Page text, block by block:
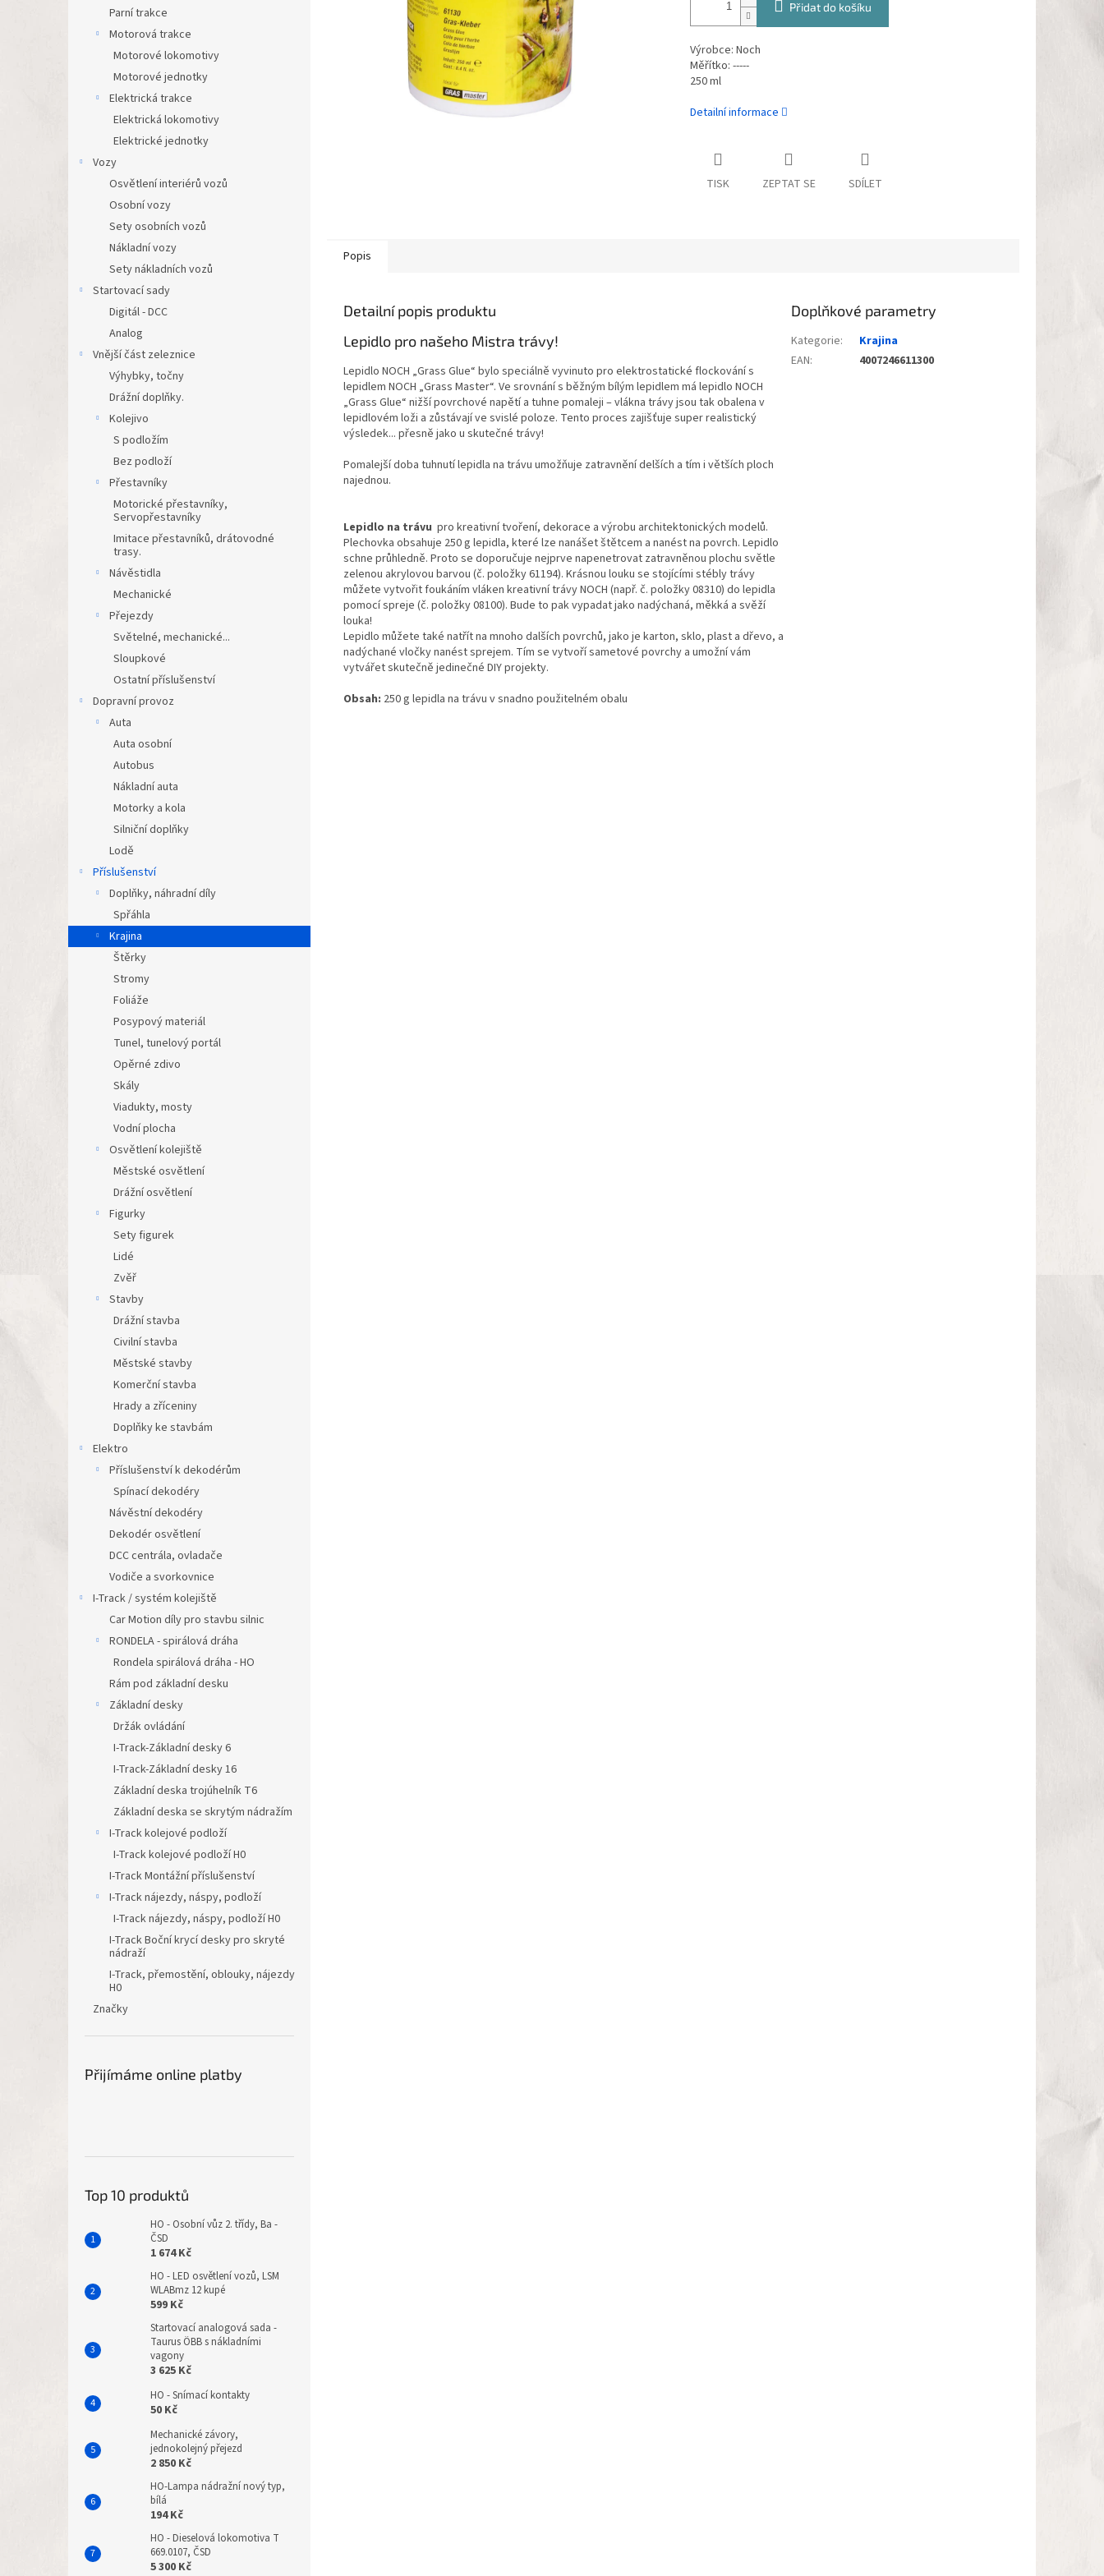
Parní trakce
Motorová trakce
Motorové lokomotivy
Motorové jednotky
Elektrická trakce
Elektrická lokomotivy
Elektrické jednotky
Vozy
Osvětlení interiérů vozů
Osobní vozy
Sety osobních vozů
Nákladní vozy
Sety nákladních vozů
Startovací sady
Digitál - DCC
Analog
Vnější část zeleznice
Výhybky, točny
Drážní doplňky.
Kolejivo
S podložím
Bez podloží
Přestavníky
Motorické přestavníky,
Servopřestavníky
Imitace přestavníků, drátovodné
trasy.
Návěstidla
Mechanické
Přejezdy
Světelné, mechanické...
Sloupkové
Ostatní příslušenství
Dopravní provoz
Auta
Auta osobní
Autobus
Nákladní auta
Motorky a kola
Silniční doplňky
Lodě
Příslušenství
Doplňky, náhradní díly
Spřáhla
Krajina
Štěrky
Stromy
Foliáže
Posypový materiál
Tunel, tunelový portál
Opěrné zdivo
Skály
Viadukty, mosty
Vodní plocha
Osvětlení kolejiště
Městské osvětlení
Drážní osvětlení
Figurky
Sety figurek
Lidé
Zvěř
Stavby
Drážní stavba
Civilní stavba
Městské stavby
Komerční stavba
Hrady a zříceniny
Doplňky ke stavbám
Elektro
Příslušenství k dekodérům
Spínací dekodéry
Návěstní dekodéry
Dekodér osvětlení
DCC centrála, ovladače
Vodiče a svorkovnice
I-Track / systém kolejiště
Car Motion díly pro stavbu silnic
RONDELA - spirálová dráha
Rondela spirálová dráha - HO
Rám pod základní desku
Základní desky
Držák ovládání
I-Track-Základní desky 6
I-Track-Základní desky 16
Základní deska trojúhelník T6
Základní deska se skrytým nádražím
I-Track kolejové podloží
I-Track kolejové podloží H0
I-Track Montážní příslušenství
I-Track nájezdy, náspy, podloží
I-Track nájezdy, náspy, podloží H0
I-Track Boční krycí desky pro skryté
nádraží
I-Track, přemostění, oblouky, nájezdy
H0
Značky
Přijímáme online platby
Top 10 produktů
HO - Osobní vůz 2. třídy, Ba -
ČSD
1 674 Kč
HO - LED osvětlení vozů, LSM
WLABmz 12 kupé
599 Kč
Startovací analogová sada -
Taurus ÖBB s nákladními
vagony
3 625 Kč
HO - Snímací kontakty
50 Kč
Mechanické závory,
jednokolejný přejezd
2 850 Kč
HO-Lampa nádražní nový typ,
bílá
194 Kč
HO - Dieselová lokomotiva T
669.0107, ČSD
5 300 Kč
Přidat do košíku
Výrobce: Noch
Měřítko: -----
250 ml
Detailní informace
TISK ZEPTAT SE SDÍLET
Popis
Detailní popis produktu
Lepidlo pro našeho Mistra trávy!
Lepidlo NOCH „Grass Glue“ bylo speciálně vyvinuto pro elektrostatické flockování s
lepidlem NOCH „Grass Master“. Ve srovnání s běžným bílým lepidlem má lepidlo NOCH
„Grass Glue“ nižší povrchové napětí a tuhne pomaleji – vlákna trávy jsou tak obalena v
lepidlovém loži a zůstávají ve svislé poloze. Tento proces zajišťuje super realistický
výsledek... přesně jako u skutečné trávy!
Pomalejší doba tuhnutí lepidla na trávu umožňuje zatravnění delších a tím i větších ploch
najednou.
Lepidlo na trávu pro kreativní tvoření, dekorace a výrobu architektonických modelů.
Plechovka obsahuje 250 g lepidla, které lze nanášet štětcem a nanést na povrch. Lepidlo
schne průhledně. Proto se doporučuje nejprve napenetrovat zatravněnou plochu světle
zelenou akrylovou barvou (č. položky 61194). Krásnou louku se stojícími stébly trávy
můžete vytvořit foukáním vláken kreativní trávy NOCH (např. č. položky 08310) do lepidla
pomocí spreje (č. položky 08100). Bude to pak vypadat jako nadýchaná, měkká a svěží
louka!
Lepidlo můžete také natřít na mnoho dalších povrchů, jako je karton, sklo, plast a dřevo, a
nadýchané vločky nanést sprejem. Tím se vytvoří sametové povrchy a umožní vám
vytvářet skutečně jedinečné DIY projekty.
Obsah: 250 g lepidla na trávu v snadno použitelném obalu
Doplňkové parametry
Kategorie:
Krajina
EAN: 4007246611300